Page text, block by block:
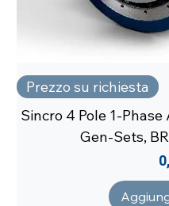
Prezzo su richiesta
Sincro 4 Pole 1-
Gen-Sets,